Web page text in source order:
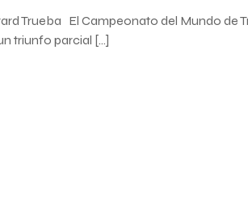
Trueba El Campeonato del Mundo de
triunfo parcial […]